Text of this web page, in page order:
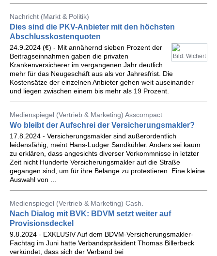
Nachricht (Markt & Politik)
Dies sind die PKV-Anbieter mit den höchsten
Abschlusskostenquoten
Bild: Wichert
24.9.2024 (€) - Mit annähernd sieben Prozent der
Beitragseinnahmen gaben die privaten
Krankenversicherer im vergangenen Jahr deutlich
mehr für das Neugeschäft aus als vor Jahresfrist. Die
Kostensätze der einzelnen Anbieter gehen weit auseinander –
und liegen zwischen einem bis mehr als 19 Prozent.
Medienspiegel (Vertrieb & Marketing) Asscompact
Wo bleibt der Aufschrei der Versicherungsmakler?
17.8.2024 - Versicherungsmakler sind außerordentlich
leidensfähig, meint Hans-Ludger Sandkühler. Anders sei kaum
zu erklären, dass angesichts diverser Vorkommnisse in letzter
Zeit nicht Hunderte Versicherungsmakler auf die Straße
gegangen sind, um für ihre Belange zu protestieren. Eine kleine
Auswahl von ...
Medienspiegel (Vertrieb & Marketing) Cash.
Nach Dialog mit BVK: BDVM setzt weiter auf
Provisionsdeckel
9.8.2024 - EXKLUSIV Auf dem BDVM-Versicherungsmakler-
Fachtag im Juni hatte Verbandspräsident Thomas Billerbeck
verkündet, dass sich der Verband bei